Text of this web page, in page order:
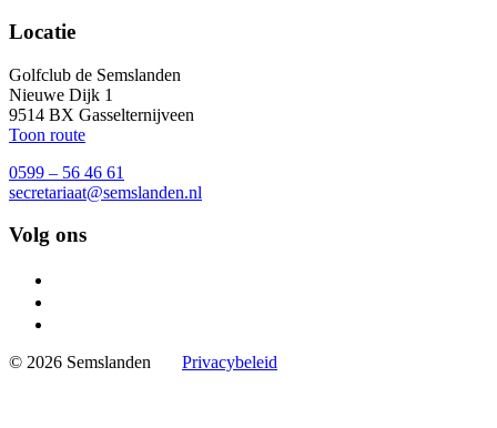
Locatie
Golfclub de Semslanden
Nieuwe Dijk 1
9514 BX Gasselternijveen
Toon route
0599 – 56 46 61
secretariaat@semslanden.nl
Volg ons
© 2026 Semslanden Privacybeleid